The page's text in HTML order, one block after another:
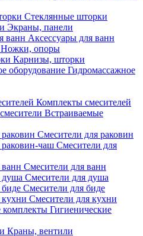
Стеклянные шторки
Экраны, панели
Аксессуары для ванн
Ножки, опоры
Карнизы, шторки
Гидромассажное
Комплекты смесителей
Встраиваемые
Смесители для раковин
Смесители для
Смесители для ванн
Смесители для душа
Смесители для биде
Смесители для кухни
Гигиенические
Краны, вентили